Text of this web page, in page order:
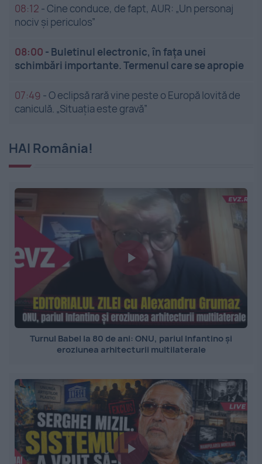
08:12 -Cine conduce, de fapt, AUR: „Un personaj
nociv și periculos”
08:00 - Buletinul electronic, în fața unei
schimbări importante. Termenul care se apropie
07:49 -O eclipsă rară vine peste o Europă lovită de
caniculă. „Situația este gravă”
HAI România!
Turnul Babel la 80 de ani: ONU, pariul Infantino și
eroziunea arhitecturii multilaterale